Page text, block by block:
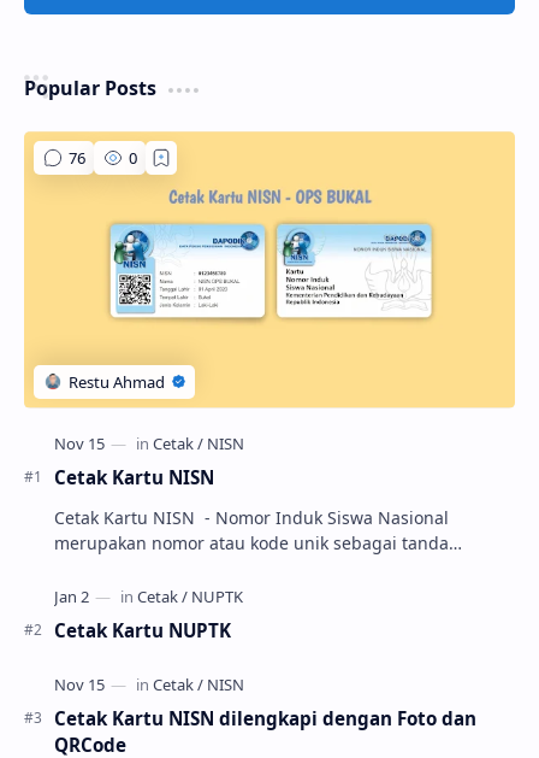
Popular Posts
Cetak Kartu NISN
Cetak Kartu NISN - Nomor Induk Siswa Nasional
merupakan nomor atau kode unik sebagai tanda
Cetak Kartu NUPTK
Cetak Kartu NISN dilengkapi dengan Foto dan
QRCode